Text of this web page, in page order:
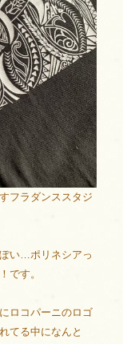
フラダンススタジ
い…ポリネシアっ
です。
ロコパーニのロゴ
てる中になんと